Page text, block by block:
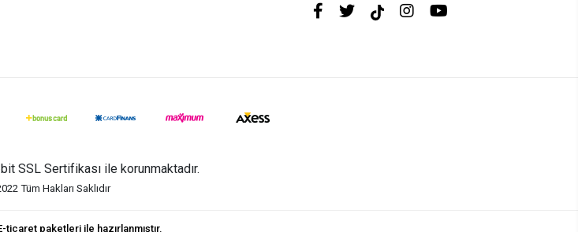
SSL Sertifikası ile korunmaktadır.
Tüm Hakları Saklıdır
ticaret paketleri ile hazırlanmıştır.